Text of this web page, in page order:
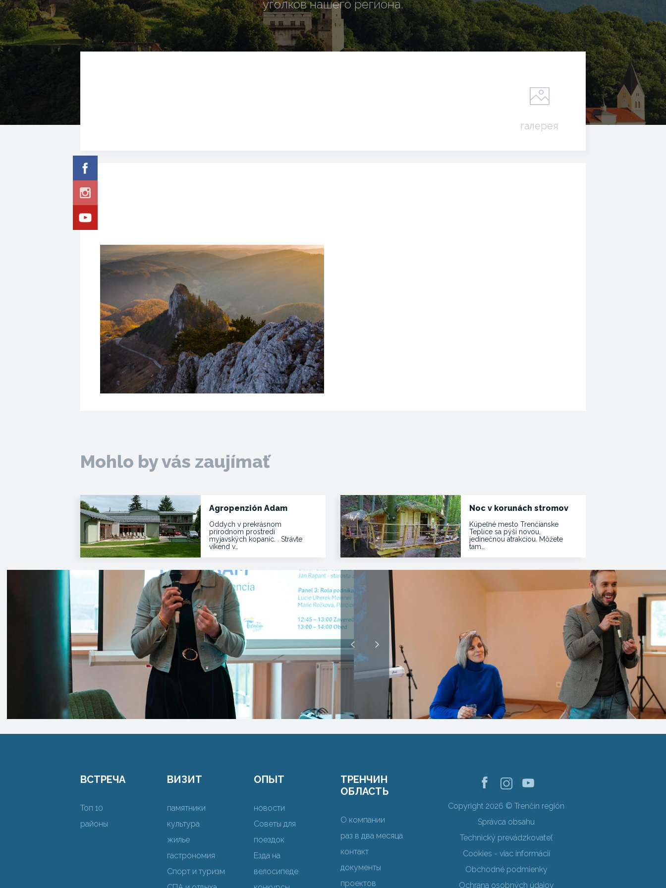
уголков нашего региона.
галерея
Mohlo by vás zaujímať
Agropenzión Adam
Oddych v prekrásnom
prírodnom prostredí
myjavských kopaníc. . Strávte
víkend v…
Noc v korunách stromov
Kúpeľné mesto Trenčianske
Teplice sa pýši novou,
jedinečnou atrakciou. Môžete
tam…
ВСТРЕЧА
Топ 10
районы
ВИЗИТ
памятники
культура
жилье
гастрономия
Спорт и туризм
ОПЫТ
новости
Советы для
поездок
Езда на
велосипеде
ТРЕНЧИН
ОБЛАСТЬ
О компании
раз в два месяца
контакт
документы
проектов
Copyright 2026 © Trenčín región
Správca obsahu
Technický prevádzkovateľ
Cookies - viac informácií
Obchodné podmienky
Ochrana osobných údajov